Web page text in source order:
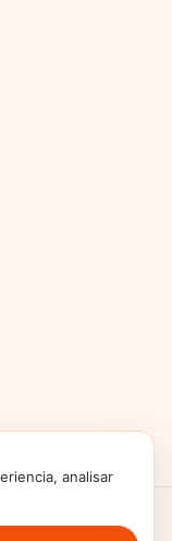
analisar